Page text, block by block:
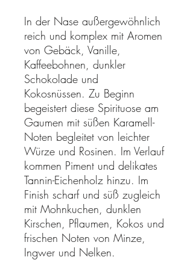
In der Nase außergewöhnlich
reich und komplex mit Aromen
von Gebäck, Vanille,
Kaffeebohnen, dunkler
Schokolade und
Kokosnüssen. Zu Beginn
begeistert diese Spirituose am
Gaumen mit süßen Karamell-
Noten begleitet von leichter
Würze und Rosinen. Im Verlauf
kommen Piment und delikates
Tannin-Eichenholz hinzu. Im
Finish scharf und süß zugleich
mit Mohnkuchen, dunklen
Kirschen, Pflaumen, Kokos und
frischen Noten von Minze,
Ingwer und Nelken.